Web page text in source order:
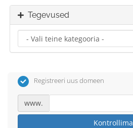
Tegevused
Registreeri uus domeen
www.
Kontrollima